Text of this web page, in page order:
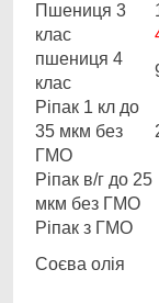
Пшениця 3
клас
пшениця 4
клас
Ріпак 1 кл до
35 мкм без
ГМО
Ріпак в/г до 25
мкм без ГМО
Ріпак з ГМО
Соєва олія